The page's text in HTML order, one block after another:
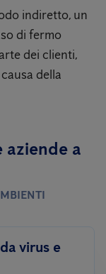
indiretto, un
di fermo
dei clienti,
della
a
virus e